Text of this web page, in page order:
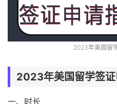
2023年美国留
2023年美国留学签
一、时长